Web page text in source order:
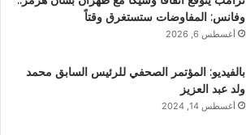
وفانس: المفاوضات ستستغرق وقتاً
أغسطس 6, 2026
بالفيديو: المؤتمر الصحفي للرئيس السابق محمد
ولد عبد العزيز
أغسطس 14, 2024